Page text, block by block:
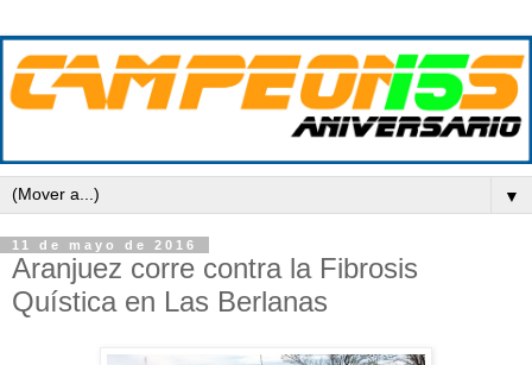
▼
11 de mayo de 2016
Aranjuez corre contra la Fibrosis
Quística en Las Berlanas